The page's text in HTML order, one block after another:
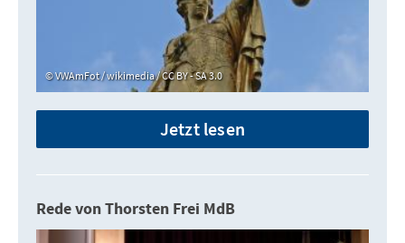
VWAmFot / wikimedia / CC BY - SA 3.0
Jetzt lesen
Rede von Thorsten Frei MdB